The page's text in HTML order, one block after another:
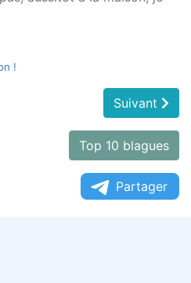
!
Suivant
Top 10 blagues
Partager